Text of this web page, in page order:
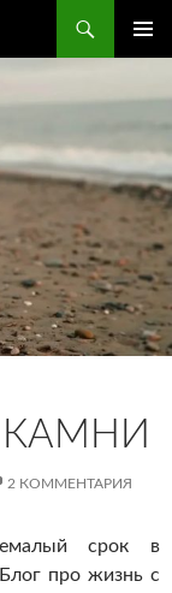
КАМНИ
2 КОММЕНТАРИЯ
срок в
про жизнь с